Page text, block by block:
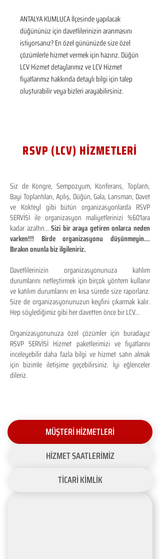
ANTALYA KUMLUCA İlçesinde yapılacak
düğününüz için davetlilerinizin aranmasını
istiyorsanız? En özel gününüzde size özel
çözümlerle hizmet vermek için hazırız. Düğün
LCV Hizmet detaylarımız ve LCV Hizmet
fiyatlarımız hakkında detaylı bilgi için talep
oluşturabilir veya bizleri arayabilirsiniz.
RSVP (LCV) HİZMETLERİ
Siz de Kongre, Sempozyum, Konferans, Toplantı,
Bayi Toplantıları, Açılış, Düğün, Gala, Lansman, Davet
ve Kokteyl gibi bütün organizasyonlarda RSVP
SERVİSİ ile organizasyon maliyetlerinizi %60'lara
kadar azaltın...Sizi bir araya getiren onlarca neden
varken!!! Birde organizasyonu düşünmeyin...
Bırakın onunla biz ilgileniriz.
Davetlilerinizin organizasyonunuza katılım
durumlarını netleştirmek için birçok yöntem kullanır
ve katılım durumlarını en kısa sürede size raporlarız.
Size de organizasyonunuzun keyfini çıkarmak kalır.
Hep söylediğimiz gibi her davetten önce bir LCV...
Organizasyonunuza özel çözümler için buradayız
RSVP SERVİSİ Hizmet paketlerimizi ve fiyatlarını
inceleyebilir daha fazla bilgi ve hizmet satın almak
için bizimle iletişime geçebilirsiniz. İyi eğlenceler
dileriz.
MÜŞTERİ HİZMETLERİ
HİZMET SAATLERİMİZ
TİCARİ KİMLİK